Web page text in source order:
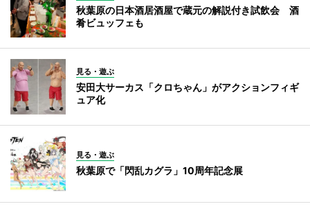
秋葉原の日本酒居酒屋で蔵元の解説付き試飲会 酒
肴ビュッフェも
見る・遊ぶ
安田大サーカス「クロちゃん」がアクションフィギ
ュア化
見る・遊ぶ
秋葉原で「閃乱カグラ」10周年記念展